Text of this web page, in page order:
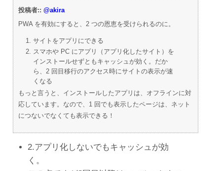
投稿者:: @akira
PWA を有効にすると、2 つの恩恵を受けられるのに。
サイトをアプリにできる
スマホや PC にアプリ（アプリ化したサイト）を
インストールせずともキャッシュが効く。だか
ら、2 回目移行のアクセス時にサイトの表示が速
くなる
もっと言うと、インストールしたアプリは、オフラインに対
応しています。なので、1 回でも表示したページは、ネット
につないでなくても表示できる！
2.アプリ化しないでもキャッシュが効
く。